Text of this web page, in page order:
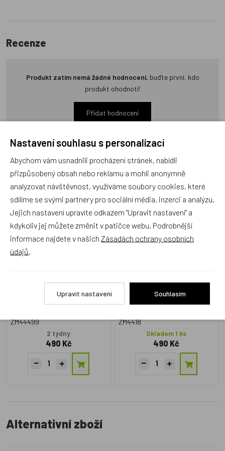
Recenze
Produkt zatím nemá žádné hodnocení, buďte první, kdo
produkt ohodnotí!
Přidat hodnocení
Zboží se stejným motivem
Matějovský, Osuška Krtek a
vážka
ZM44499
2 týdny
490 Kč
Matějovský, Osuška Krtek a
mravenci
ZM4418
Skladem 1 ks
490 Kč
Alternativní zboží
Nastavení souhlasu s personalizací
Abychom vám usnadnili procházení stránek, nabídli
přizpůsobený obsah nebo reklamu a mohli anonymně
analyzovat návštěvnost, využíváme soubory cookies, které
sdílíme se svými partnery pro sociální média, inzerci a analýzu.
Jejich nastavení upravíte odkazem "Upravit nastavení" a
kdykoliv jej můžete změnit v patičce webu. Podrobnější
informace najdete v našich Zásadách ochrany osobních
údajů
Upravit nastavení Souhlasím